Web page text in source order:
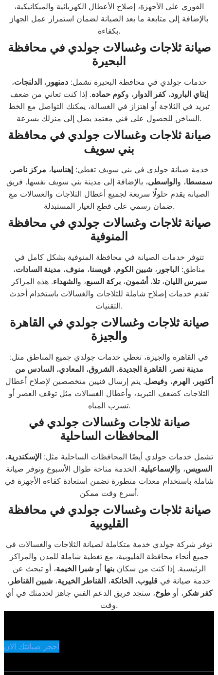
الفوري على الأجهزة، إصلاح الأعطال الكهربائية والميكانيكية،
بالإضافة إلى متابعة ما بعد الصيانة لضمان استمرار عمل الجهاز
بكفاءة.
صيانة ثلاجات وغسالات جولدي في محافظة
البحيرة
خدمات جولدي في محافظة البحيرة تشمل:دمنهور ،الدلنجات،
إيتاي البارود،كفر الدوار ، وكوم حماده. إذا كنت تعاني من ضعف
تبريد في الثلاجة أو اهتزاز في الغسالة، يمكنك التواصل مع الخط
الساخن للحصول على فني معتمد يصل إلى منزلك بسرعة.
صيانة ثلاجات وغسالات جولدي في محافظة
بني سويف
خدمة صيانة جولدي في بني سويف تغطي: إهناسيا، مركز ناصر ،
سمسطا، والواسطى، بالإضافة إلى مدينة بني سويف نفسها. فريق
الصيانة يقدم حلولًا سريعة لجميع أعطال الثلاجات والغسالات مع
ضمان رسمي على قطع الغيار المستبدلة.
صيانة ثلاجات وغسالات جولدي في محافظة
المنوفية
تتوفر خدمات الصيانة في محافظة المنوفية بشكل كامل في
مناطق:الباجور ،شبين الكوم،قويسنا، منوف، مدينة السادات،
سيرس الليان،تلا، أشمون، بركة السبع، والشهداء. هذه المراكز
تقدم خدمات إصلاح شاملة للثلاجات والغسالات باستخدام أحدث
التقنيات.
صيانة ثلاجات وغسالات جولدي في القاهرة
والجيزة
في القاهرة والجيزة، تغطي خدمات جولدي جميع المناطق مثل:
مدينة نصر ،القاهرة الجديدة،الشروق،المعادي،السادس من
أكتوبر ،الهرم، وفيصل. يتم إرسال فنيين متخصصين لإصلاح أعطال
الثلاجات كضعف التبريد، وأعطال الغسالات مثل توقف العصر أو
تسرب المياه.
صيانة ثلاجات وغسالات جولدي في
المحافظات الساحلية
تشمل خدمات جولدي أيضًا المحافظات الساحلية مثل:الإسكندرية،
السويس، والإسماعيلية. الخدمة متاحة طوال الأسبوع وتوفر صيانة
شاملة باستخدام معدات متطورة تضمن استعادة كفاءة الأجهزة في
أسرع وقت ممكن.
صيانة ثلاجات وغسالات جولدي في محافظة
القليوبية
توفر شركة جولدي خدمة متكاملة لصيانة الثلاجات والغسالات في
جميع أنحاء محافظة القليوبية، مع تغطية شاملة للمدن والمراكز
الرئيسية. إذا كنت من سكانبنها أوشبرا الخيمة، أو تبحث عن
خدمة صيانة في قليوب، الخانكة، القناطر الخيرية، شبين القناطر ،
كفر شكر ، أو طوخ، ستجد فريق الدعم الفني جاهز لخدمتك في أي
وقت.
احجز صيانتك الان